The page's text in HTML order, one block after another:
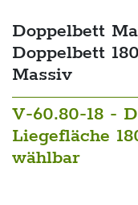
Doppelbett
Doppelbett
Massiv
V-60.80-18 -
Liegefläche
wählbar